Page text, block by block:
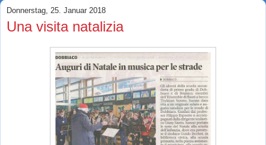
Donnerstag, 25. Januar 2018
Una visita natalizia